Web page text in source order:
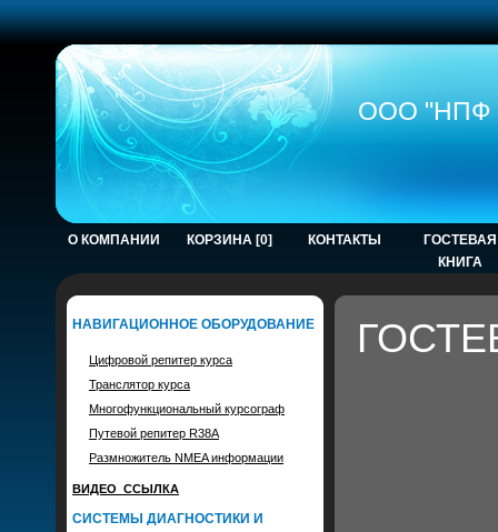
ООО "НПФ
О КОМПАНИИ КОРЗИНА [0] КОНТАКТЫ
ГОСТЕВАЯ
КНИГА
НАВИГАЦИОННОЕ ОБОРУДОВАНИЕ
Цифровой репитер курса
Транслятор курса
Многофункциональный курсограф
Путевой репитер R38A
Размножитель NMEA информации
ВИДЕО_ССЫЛКА
СИСТЕМЫ ДИАГНОСТИКИ И